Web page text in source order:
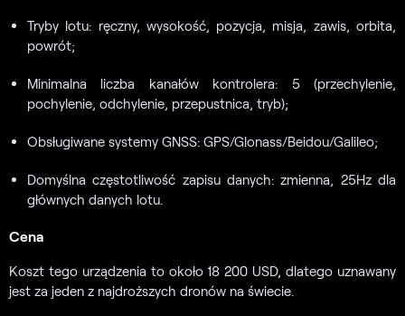
Tryby lotu: ręczny, wysokość, pozycja, misja, zawis, orbita,
powrót;
Minimalna liczba kanałów kontrolera: 5 (przechylenie,
pochylenie, odchylenie, przepustnica, tryb);
Obsługiwane systemy GNSS: GPS/Glonass/Beidou/Galileo;
Domyślna częstotliwość zapisu danych: zmienna, 25Hz dla
głównych danych lotu.
Cena
Koszt tego urządzenia to około 18 200 USD, dlatego uznawany
jest za jeden z najdroższych dronów na świecie.